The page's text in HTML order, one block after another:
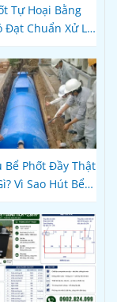
Tự Hoại Bằng
Đạt Chuẩn Xử Lý
Hành Không?
Bể Phốt Đầy Thật
Vì Sao Hút Bể
Chậm?